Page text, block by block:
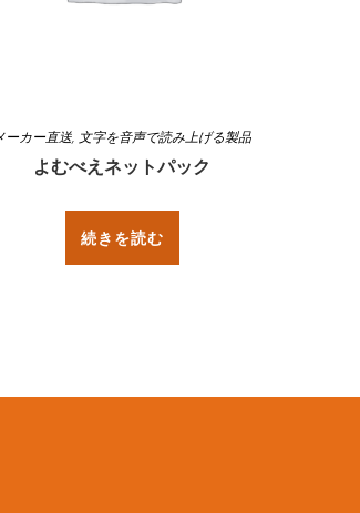
ーカー直送, 文字を音声で読み上げる製品
よむべえネットパック
続きを読む